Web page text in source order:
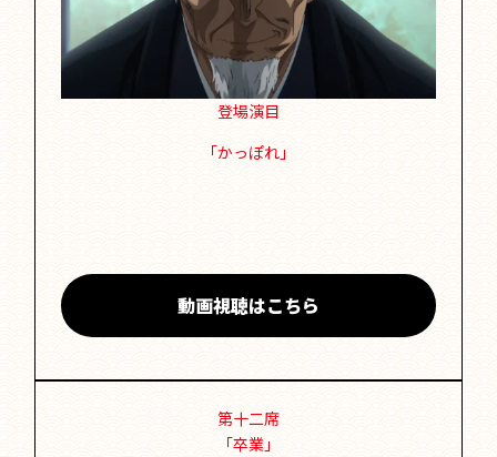
登場演目
「かっぽれ」
動画視聴はこちら
第十二席
「卒業」